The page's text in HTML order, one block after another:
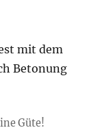
mit dem
Betonung
Güte!